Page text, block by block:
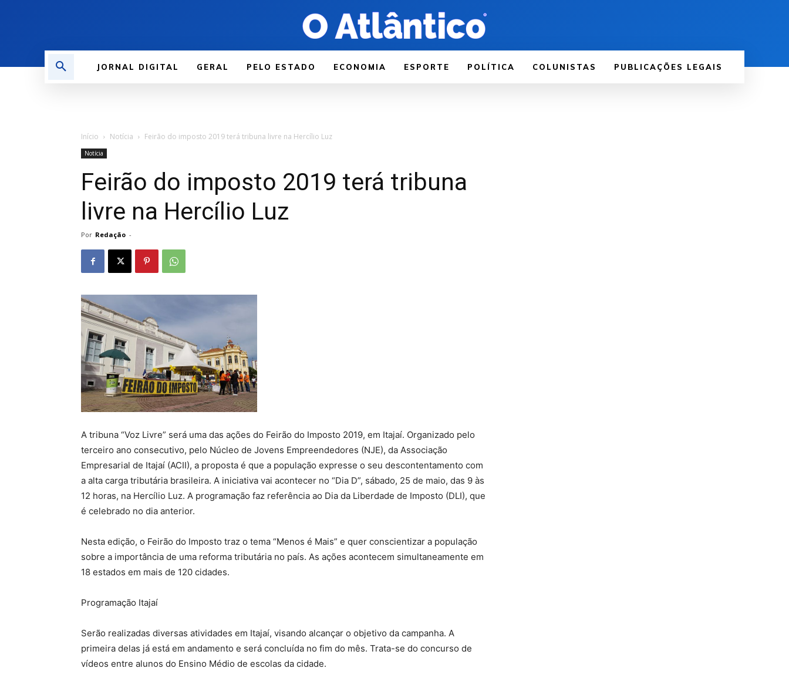
JORNAL DIGITAL GERAL PELO ESTADO ECONOMIA ESPORTE POLÍTICA COLUNISTAS PUBLICAÇÕES LEGAIS
Início Notícia Feirão do imposto 2019 terá tribuna livre na Hercílio Luz
Notícia
Feirão do imposto 2019 terá tribuna
livre na Hercílio Luz
Por Redação -
A tribuna “Voz Livre” será uma das ações do Feirão do Imposto 2019, em Itajaí. Organizado pelo
terceiro ano consecutivo, pelo Núcleo de Jovens Empreendedores (NJE), da Associação
Empresarial de Itajaí (ACII), a proposta é que a população expresse o seu descontentamento com
a alta carga tributária brasileira. A iniciativa vai acontecer no “Dia D”, sábado, 25 de maio, das 9 às
12 horas, na Hercílio Luz. A programação faz referência ao Dia da Liberdade de Imposto (DLI), que
é celebrado no dia anterior.
Nesta edição, o Feirão do Imposto traz o tema “Menos é Mais” e quer conscientizar a população
sobre a importância de uma reforma tributária no país. As ações acontecem simultaneamente em
18 estados em mais de 120 cidades.
Programação Itajaí
Serão realizadas diversas atividades em Itajaí, visando alcançar o objetivo da campanha. A
primeira delas já está em andamento e será concluída no fim do mês. Trata-se do concurso de
vídeos entre alunos do Ensino Médio de escolas da cidade.